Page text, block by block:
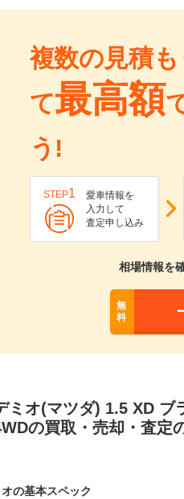
複数の見積
て最高額
う!
STEP1
愛車情報を
入力して
査定申し込み
相場情報を
無
料
ミオ(マツダ) 1.5 XD ブ
の買取・売却・査定
の基本スペック